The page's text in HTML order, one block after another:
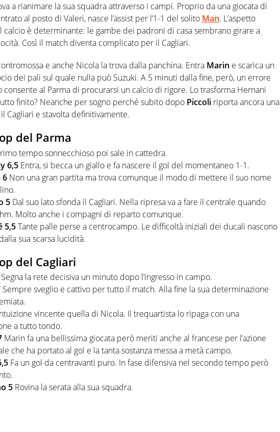
a rianimare la sua squadra attraverso i campi. Proprio da una giocata di
al posto di Valeri, nasce l’assist per l’1-1 del solito Man. L’aspetto
calcio è determinante: le gambe dei padroni di casa sembrano girare a
Così il match diventa complicato per il Cagliari.
e anche Nicola la trova dalla panchina. Entra Marin e scarica un
dei pali sul quale nulla può Suzuki. A 5 minuti dalla fine, però, un errore
consente al Parma di procurarsi un calcio di rigore. Lo trasforma Hernani
finito? Neanche per sogno perché subito dopo Piccoli riporta ancora una
Cagliari e stavolta definitivamente.
del Parma
tempo sonnecchioso poi sale in cattedra.
6,5 Entra, si becca un giallo e fa nascere il gol del momentaneo 1-1.
6 Non una gran partita ma trova comunque il modo di mettere il suo nome
5 Dal suo lato sfonda il Cagliari. Nella ripresa va a fare il centrale quando
Molto anche i compagni di reparto comunque.
5,5Tante palle perse a centrocampo. Le difficoltà iniziali dei ducali nascono
sua scarsa lucidità.
del Cagliari
Segna la rete decisiva un minuto dopo l’ingresso in campo.
Sempre sveglio e cattivo per tutto il match. Alla fine la sua determinazione
vincente quella di Nicola. Il trequartista lo ripaga con una
a tutto tondo.
Marin fa una bellissima giocata però meriti anche al francese per l’azione
che ha portato al gol e la tanta sostanza messa a metà campo.
Fa un gol da centravanti puro. In fase difensiva nel secondo tempo però
5 Rovina la serata alla sua squadra.